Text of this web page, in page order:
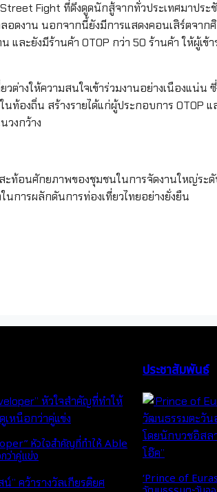
Fight ที่ดึงดูดนักสู้จากทั่วประเทศมาประ
อดงาน นอกจากนี้ยังมีการแสดงคอนเสิร์ตจาก
ละยังมีร้านค้า OTOP กว่า 50 ร้านค้า ให้ผู้เข้า
างให้ความสนใจเข้าร่วมงานอย่างเนืองแน่น
ท้องถิ่น สร้างรายได้แก่ผู้ประกอบการ OTOP แ
วงกว้าง
ะท้อนศักยภาพของชุมชนในการจัดงานใหญ่ระ
การผลักดันการท่องเที่ยวไทยอย่างยั่งยืน
หัวใจสำคัญที่ทำให้ Able
ว่าคู่แข่ง
ประชาสัมพันธ์
‘Prince of